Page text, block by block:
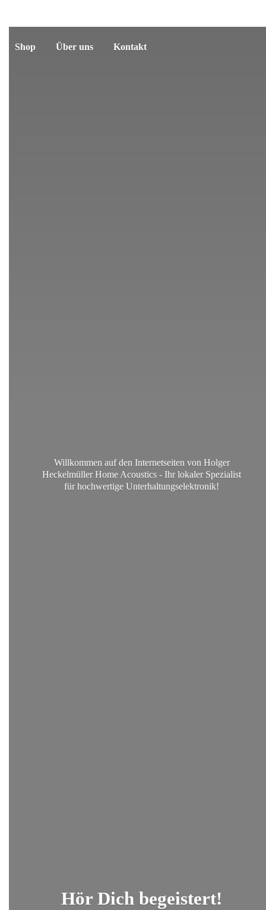
Shop Über uns Kontakt
HörDich begeistert!
Willkommen auf den Internetseiten von Holger
Heckelmüller Home Acoustics - Ihr lokaler Spezialist
fürhochwertige Unterhaltungselektronik!